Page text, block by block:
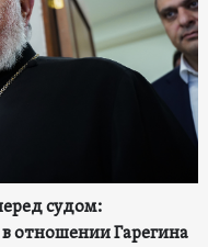
судом:
отношении Гарегина